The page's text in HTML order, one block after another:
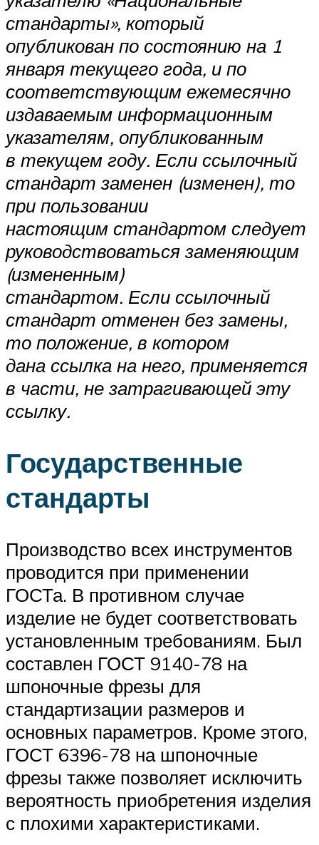
стандарты», который
опубликован по состоянию на 1
января текущего года, и по
соответствующим ежемесячно
издаваемым информационным
указателям, опубликованным
в текущем году. Если ссылочный
стандарт заменен (изменен), то
при пользовании
настоящим стандартом следует
руководствоваться заменяющим
(измененным)
стандартом. Если ссылочный
стандарт отменен без замены,
то положение, в котором
дана ссылка на него, применяется
в части, не затрагивающей эту
ссылку.
Государственные
стандарты
Производство всех инструментов
проводится при применении
ГОСТа. В противном случае
изделие не будет соответствовать
установленным требованиям. Был
составлен ГОСТ 9140-78 на
шпоночные фрезы для
стандартизации размеров и
основных параметров. Кроме этого,
ГОСТ 6396-78 на шпоночные
фрезы также позволяет исключить
вероятность приобретения изделия
с плохими характеристиками.